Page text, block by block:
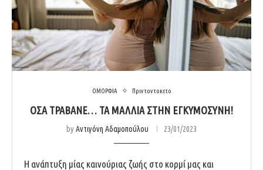
ΟΜΟΡΦΙΑ Πριν τον τοκετο
OΣΑ ΤΡΑΒΑΝΕ… ΤΑ ΜΑΛΛΙΑ ΣΤΗΝ ΕΓΚΥΜΟΣΥΝΗ!
byΑντιγόνη Αδαμοπούλου 23/01/2023
Η ανάπτυξη μίας καινούριας ζωής στο κορμί μας και